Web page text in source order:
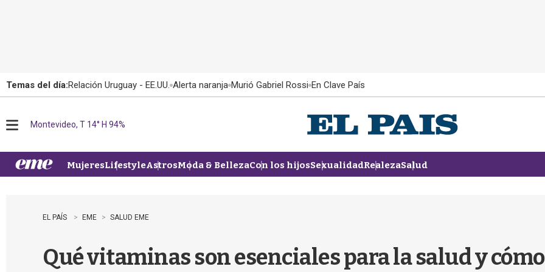
Temas del día:Relación Uruguay - EE.UU. Alerta naranja Murió Gabriel Rossi En Clave País
u
Montevideo, T 14° H 94%
MujeresLifestyleAstrosModa & BellezaCon los hijosSexualidadRealezaSalud
EL PAÍS EME SALUD EME
Qué vitaminas son esenciales para la salud y